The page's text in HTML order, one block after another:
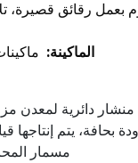
رقائق قصيرة،
الماكينة:
دائرية لمعدن
بحافة، يتم إنتاجها
مسمار